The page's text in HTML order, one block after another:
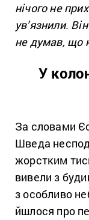
нічого не
ув’язнили.
не думав, що
У
За словами
Шведа
жорстким
вивели з
з особливо
йшлося про